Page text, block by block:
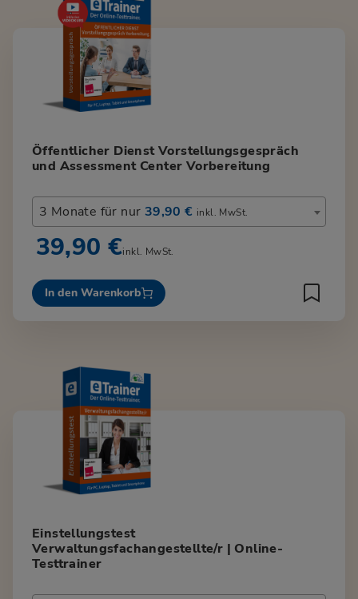
Öffentlicher Dienst Vorstellungsgespräch
und Assessment Center Vorbereitung
3 Monate für nur 39,90 € inkl. MwSt.
39,90 €inkl. MwSt.
In den Warenkorb
Einstellungstest
Verwaltungsfachangestellte/r | Online-
Testtrainer